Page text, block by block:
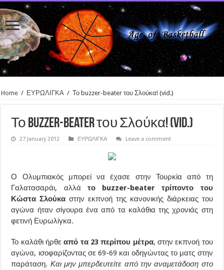
Home / ΕΥΡΩΛΙΓΚΑ / Το buzzer-beater του Σλούκα! (vid.)
Το buzzer-beater του Σλούκα! (vid.)
27 January 2012 ΕΥΡΩΛΙΓΚΑ Leave a comment
Ο Ολυμπιακός μπορεί να έχασε στην Τουρκία από τη
Γαλατασαράι, αλλά το buzzer-beater τρίποντο του
Κώστα Σλούκαστην εκπνοή της κανονικής διάρκειας του
αγώνα ήταν σίγουρα ένα από τα καλάθια της χρονιάς στη
φετινή Ευρωλίγκα.
Το καλάθι ήρθεαπό τα 23 περίπου μέτρα, στην εκπνοή του
αγώνα, ισοφαρίζοντας σε 69-69 και οδηγώντας το ματς στην
παράταση. Και μην μπερδευτείτε από την αναμετάδοση στο